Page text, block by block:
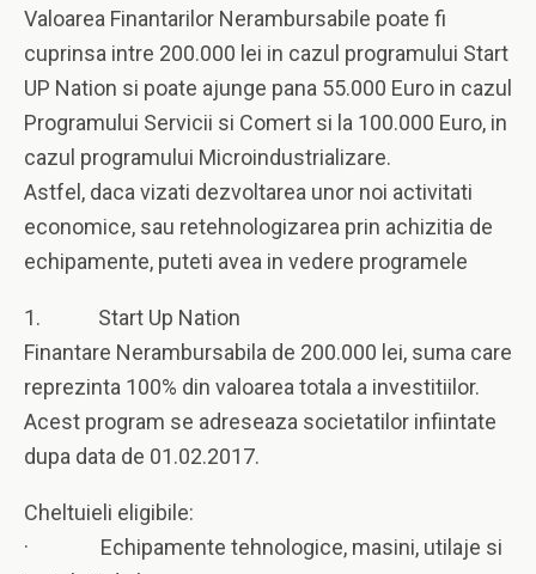
Valoarea Finantarilor Nerambursabile poate fi
cuprinsa intre 200.000 lei in cazul programului Start
UP Nation si poate ajunge pana 55.000 Euro in cazul
Programului Servicii si Comert si la 100.000 Euro, in
cazul programului Microindustrializare.
Astfel, daca vizati dezvoltarea unor noi activitati
economice, sau retehnologizarea prin achizitia de
echipamente, puteti avea in vedere programele
1. Start Up Nation
Finantare Nerambursabila de 200.000 lei, suma care
reprezinta 100% din valoarea totala a investitiilor.
Acest program se adreseaza societatilor infiintate
dupa data de 01.02.2017.
Cheltuieli eligibile:
· Echipamente tehnologice, masini, utilaje si